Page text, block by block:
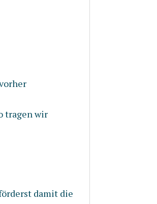
tragen wir
damit die